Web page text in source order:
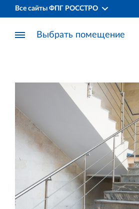
Все сайты ФПГ РОССТРО
Выбрать помещение